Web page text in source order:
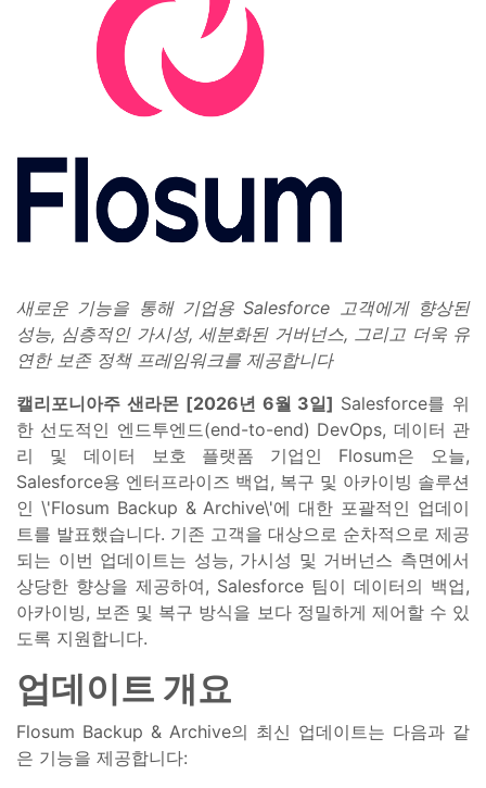
새로운 기능을 통해 기업용 Salesforce 고객에게 향상된
성능, 심층적인 가시성, 세분화된 거버넌스, 그리고 더욱 유
연한 보존 정책 프레임워크를 제공합니다
캘리포니아주 샌라몬 [2026년 6월 3일] Salesforce를 위
한 선도적인 엔드투엔드(end-to-end) DevOps, 데이터 관
리 및 데이터 보호 플랫폼 기업인 Flosum은 오늘,
Salesforce용 엔터프라이즈 백업, 복구 및 아카이빙 솔루션
인 \'Flosum Backup & Archive\'에 대한 포괄적인 업데이
트를 발표했습니다. 기존 고객을 대상으로 순차적으로 제공
되는 이번 업데이트는 성능, 가시성 및 거버넌스 측면에서
상당한 향상을 제공하여, Salesforce 팀이 데이터의 백업,
아카이빙, 보존 및 복구 방식을 보다 정밀하게 제어할 수 있
도록 지원합니다.
업데이트 개요
Flosum Backup & Archive의 최신 업데이트는 다음과 같
은 기능을 제공합니다: